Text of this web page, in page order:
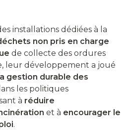
installations dédiées à la
non pris en charge
de collecte des ordures
leur développement a joué
gestion durable des
les politiques
à réduire
et à encourager le
.